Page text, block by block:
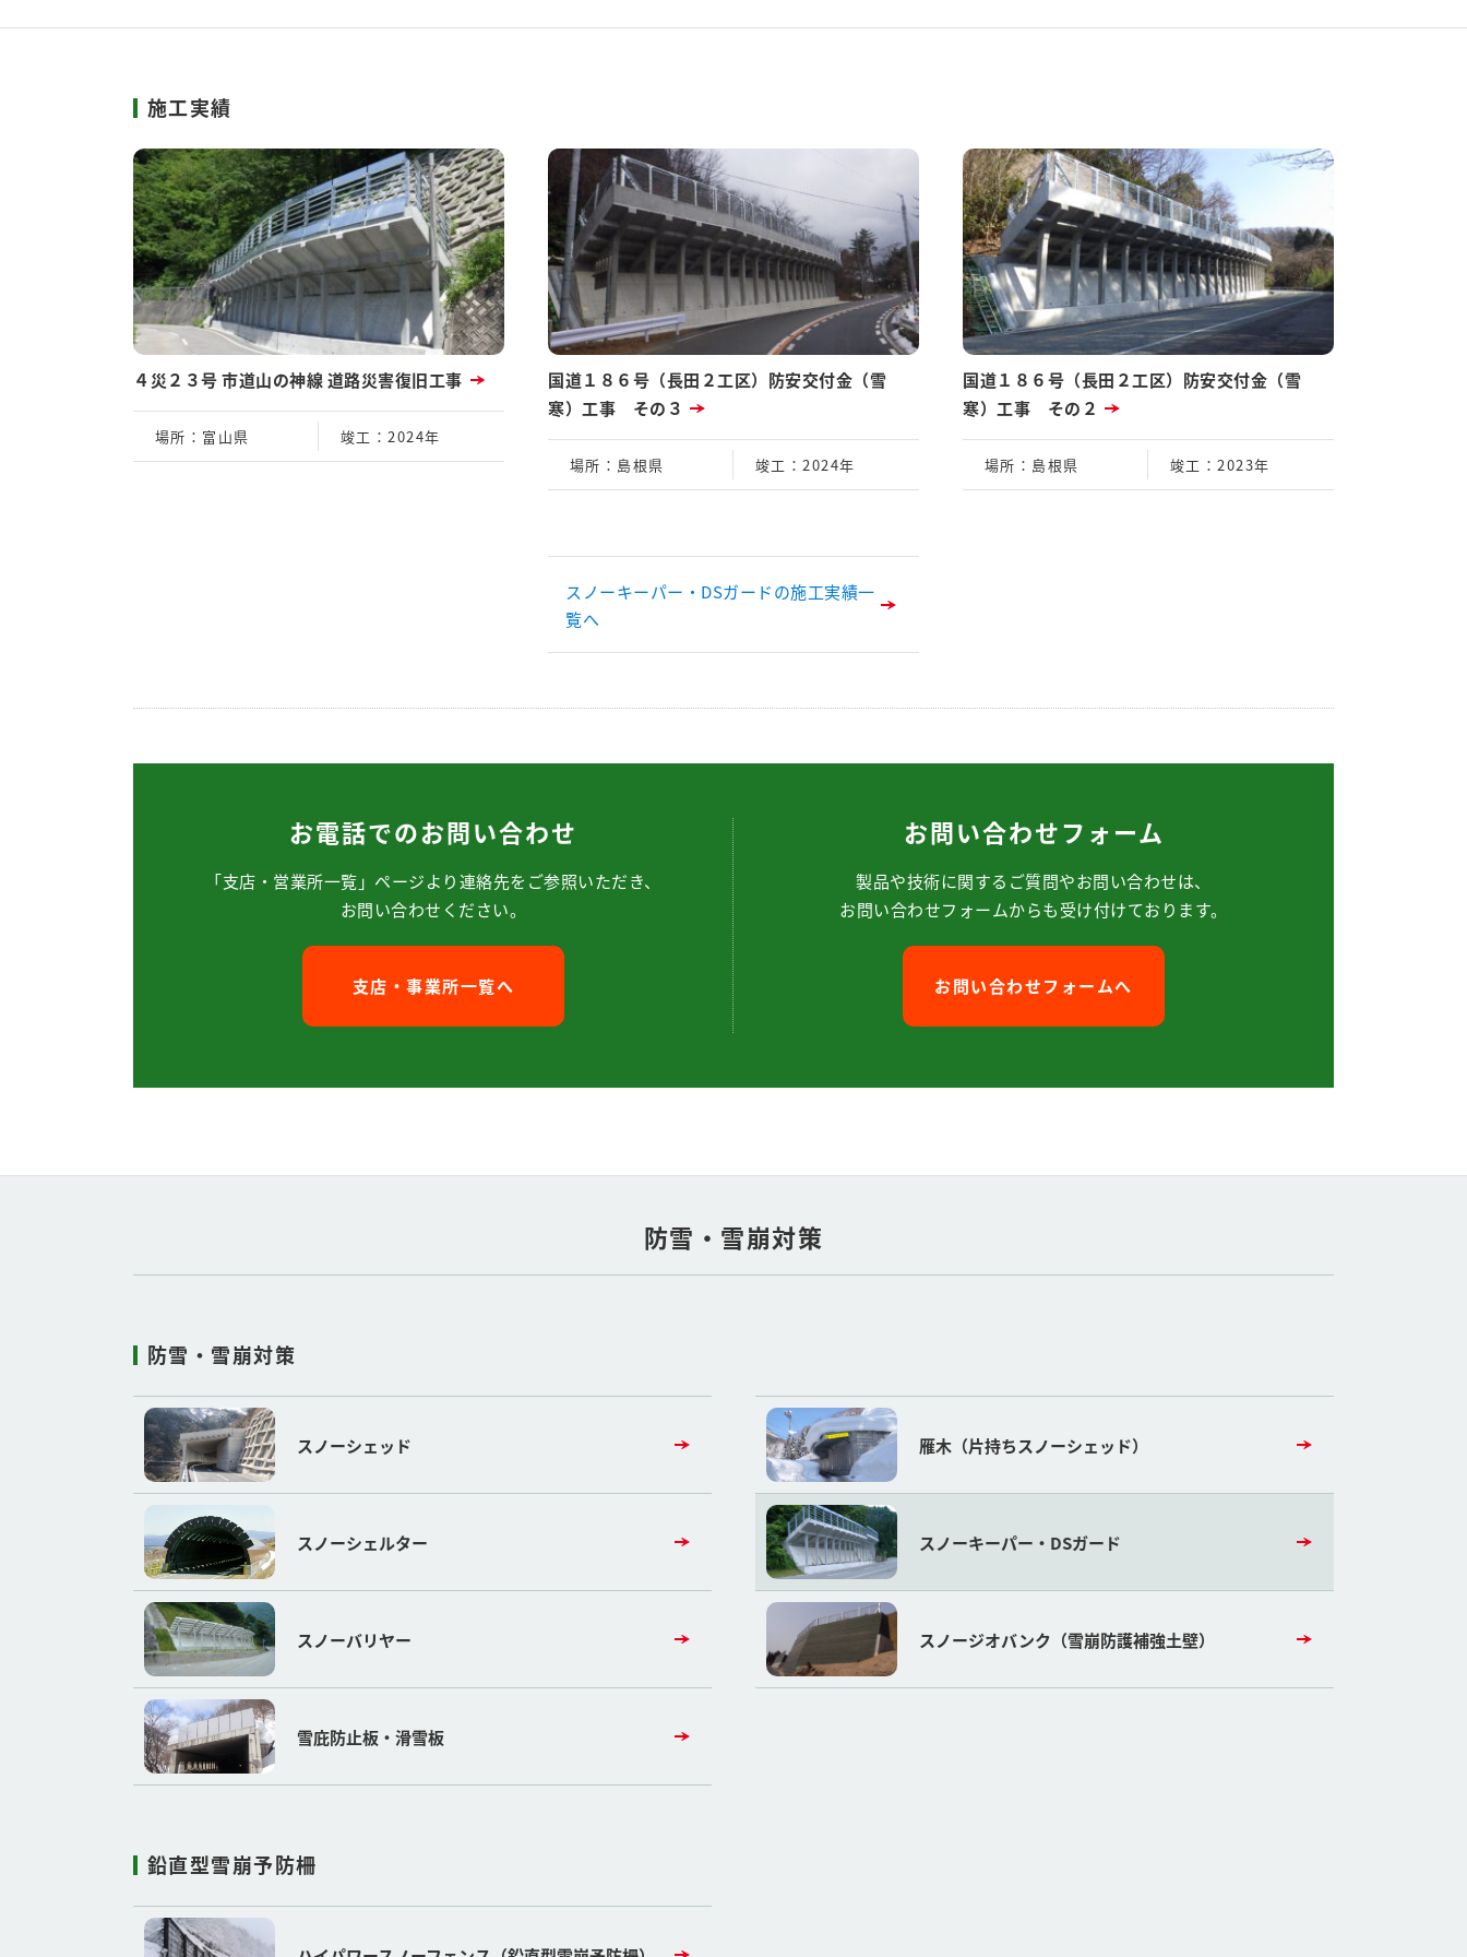
施工実績
４災２３号 市道山の神線 道路災害復旧工事
場所 ：富山県 竣工 ：2024年
国道１８６号（長田２工区）防安交付金（雪
寒）工事 その３
場所 ：島根県 竣工 ：2024年
国道１８６号（長田２工区）防安交付金（雪
寒）工事 その２
場所 ：島根県 竣工 ：2023年
スノーキーパー・DSガードの施工実績一
覧へ
お電話でのお問い合わせ
「支店・営業所一覧」ページより連絡先をご参照いただき、
お問い合わせください。
支店・事業所一覧へ
お問い合わせフォーム
製品や技術に関するご質問やお問い合わせは、
お問い合わせフォームからも受け付けております。
お問い合わせフォームへ
防雪・雪崩対策
防雪・雪崩対策
スノーシェッド 雁木（片持ちスノーシェッド）
スノーシェルター スノーキーパー・DSガード
スノーバリヤー スノージオバンク（雪崩防護補強土壁）
雪庇防止板・滑雪板
鉛直型雪崩予防柵